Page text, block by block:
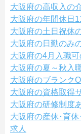
大阪府の高収入の
大阪府の年間休日
大阪府の土日祝休
大阪府の日勤のみ
大阪府の4月入職
大阪府の夏～秋入
大阪府のブランク
大阪府の資格取得
大阪府の研修制度
大阪府の産休･育
求人